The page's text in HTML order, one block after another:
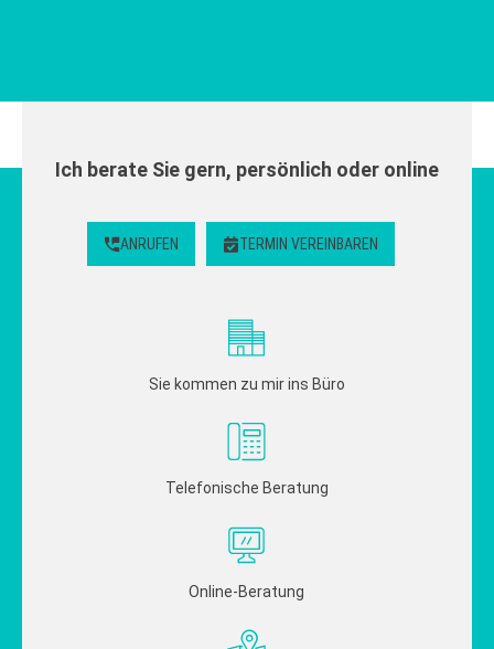
Ich berate Sie gern, persönlich oder online
ANRUFEN TERMIN VEREINBAREN
Sie kommen zu mir ins Büro
Telefonische Beratung
Online-Beratung